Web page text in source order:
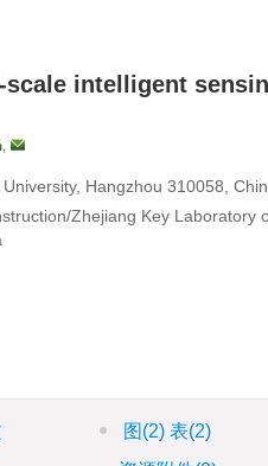
intelligent
,
Hangzhou 310058,
Zhejiang Key Laboratory
图 (2)表(2)